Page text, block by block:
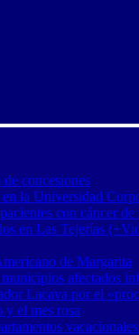
concesiones
la Universidad
con cáncer de
en Las Tejerías
de Margarita
afectados
Lacava por el
el mes rosa